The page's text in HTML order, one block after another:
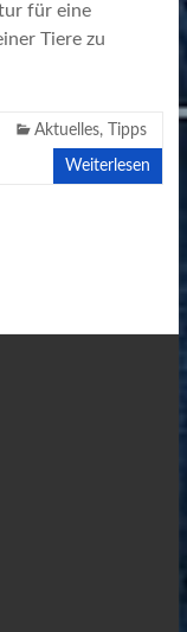
für eine
Tiere zu
Aktuelles, Tipps
Weiterlesen